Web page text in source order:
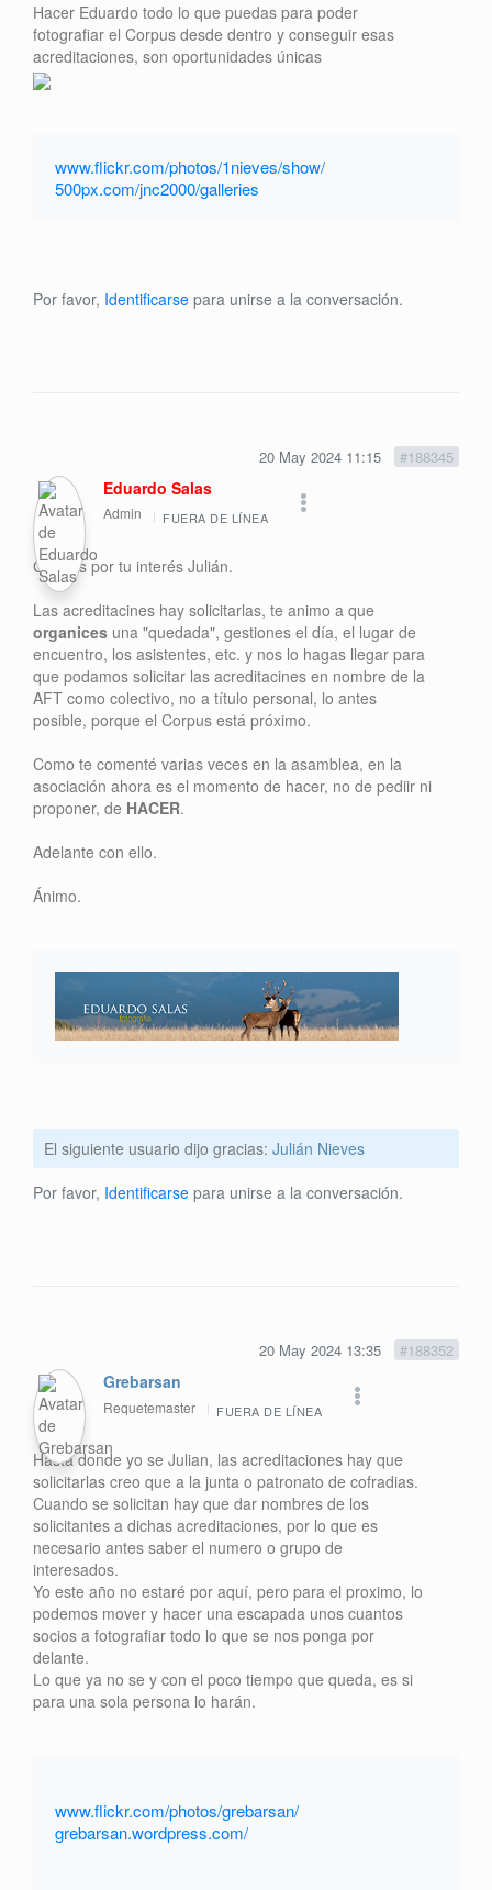
Hacer Eduardo todo lo que puedas para poder
fotografiar el Corpus desde dentro y conseguir esas
acreditaciones, son oportunidades únicas
www.flickr.com/photos/1nieves/show/
500px.com/jnc2000/galleries
Por favor, Identificarse para unirse a la conversación.
20 May 2024 11:15 #188345
Eduardo Salas
Admin FUERA DE LÍNEA
Gracias por tu interés Julián.
Las acreditacines hay solicitarlas, te animo a que
organices una "quedada", gestiones el día, el lugar de
encuentro, los asistentes, etc. y nos lo hagas llegar para
que podamos solicitar las acreditacines en nombre de la
AFT como colectivo, no a título personal, lo antes
posible, porque el Corpus está próximo.
Como te comenté varias veces en la asamblea, en la
asociación ahora es el momento de hacer, no de pediir ni
proponer, de HACER.
Adelante con ello.
Ánimo.
El siguiente usuario dijo gracias: Julián Nieves
Por favor, Identificarse para unirse a la conversación.
20 May 2024 13:35 #188352
Grebarsan
Requetemaster FUERA DE LÍNEA
Hasta donde yo se Julian, las acreditaciones hay que
solicitarlas creo que a la junta o patronato de cofradias.
Cuando se solicitan hay que dar nombres de los
solicitantes a dichas acreditaciones, por lo que es
necesario antes saber el numero o grupo de
interesados.
Yo este año no estaré por aquí, pero para el proximo, lo
podemos mover y hacer una escapada unos cuantos
socios a fotografiar todo lo que se nos ponga por
delante.
Lo que ya no se y con el poco tiempo que queda, es si
para una sola persona lo harán.
www.flickr.com/photos/grebarsan/
grebarsan.wordpress.com/